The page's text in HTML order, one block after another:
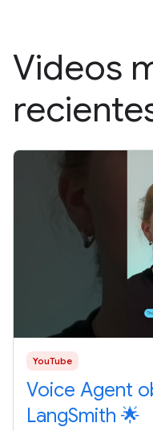
Videos
YouTube
Voice Agent
LangSmith 🌟